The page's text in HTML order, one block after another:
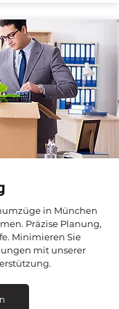
in München
Präzise Planung,
Minimieren Sie
mit unserer